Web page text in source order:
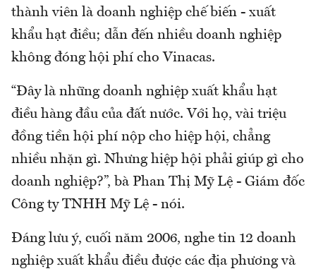
thành viên là doanh nghiệp chế biến - xuất
khẩu hạt điều; dẫn đến nhiều doanh nghiệp
không đóng hội phí cho Vinacas.
“Đây là những doanh nghiệp xuất khẩu hạt
điều hàng đầu của đất nước. Với họ, vài triệu
đồng tiền hội phí nộp cho hiệp hội, chẳng
nhiều nhặn gì. Nhưng hiệp hội phải giúp gì cho
doanh nghiệp?”, bà Phan Thị Mỹ Lệ - Giám đốc
Công ty TNHH Mỹ Lệ - nói.
Đáng lưu ý, cuối năm 2006, nghe tin 12 doanh
nghiệp xuất khẩu điều được các địa phương và